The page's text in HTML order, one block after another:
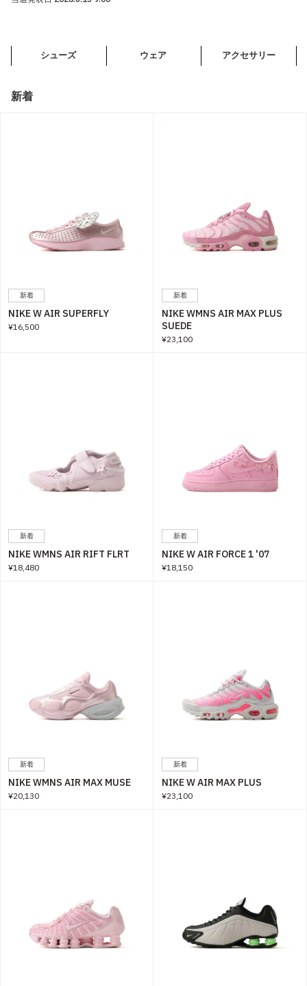
シューズ ウェア アクセサリー
新着
新着
NIKE W AIR SUPERFLY
¥16,500
新着
NIKE WMNS AIR MAX PLUS
SUEDE
¥23,100
新着
NIKE WMNS AIR RIFT FLRT
¥18,480
新着
NIKE W AIR FORCE 1 '07
¥18,150
新着
NIKE WMNS AIR MAX MUSE
¥20,130
新着
NIKE W AIR MAX PLUS
¥23,100